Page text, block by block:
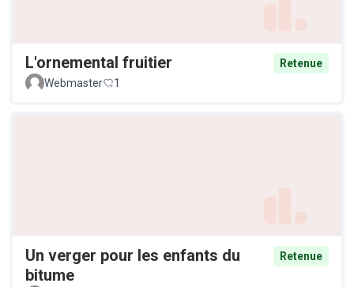
L'ornemental fruitier
Retenue
Webmaster
1
Un verger pour les enfants du
bitume
Retenue